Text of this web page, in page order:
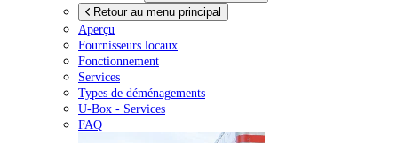
Retour au menu principal
Aperçu
Fournisseurs locaux
Fonctionnement
Services
Types de déménagements
U-Box - Services
FAQ